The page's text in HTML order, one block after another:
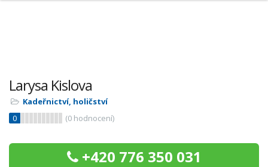
Larysa Kislova
Kadeřnictví, holičství
0
(0 hodnocení)
+420 776 350 031